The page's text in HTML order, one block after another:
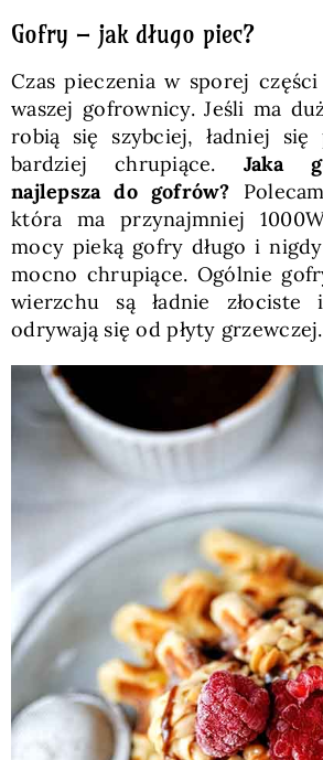
Gofry – jak długo piec?
Czas pieczenia w sporej
waszej gofrownicy. Jeśli ma
robią się szybciej, ładniej się
bardziej chrupiące. Jaka
najlepsza do gofrów?
która ma przynajmniej
mocy pieką gofry długo i
mocno chrupiące. Ogólnie
wierzchu są ładnie
odrywają się od płyty grzewczej.